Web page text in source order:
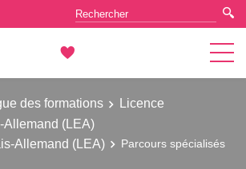
des formations
Licence
Allemand (LEA)
Allemand (LEA)
Parcours spécialisés